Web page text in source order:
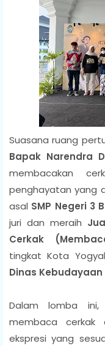
Suasana ruang
Bapak Narendra
membacakan
penghayatan yang
asal SMP Negeri 3
juri dan meraih
Cerkak
tingkat Kota
Dinas
Dalam lomba
membaca cerkak
ekspresi yang